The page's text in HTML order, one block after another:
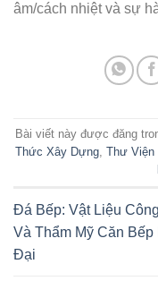
âm/cách nhiệt và sự
Bài viết này được đăng
Thức Xây Dựng Thư Viện
Đá Bếp: Vật Liệu
Và Thẩm Mỹ Căn Bếp
Đại